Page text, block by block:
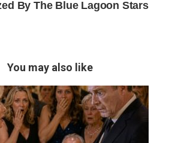
You may also like